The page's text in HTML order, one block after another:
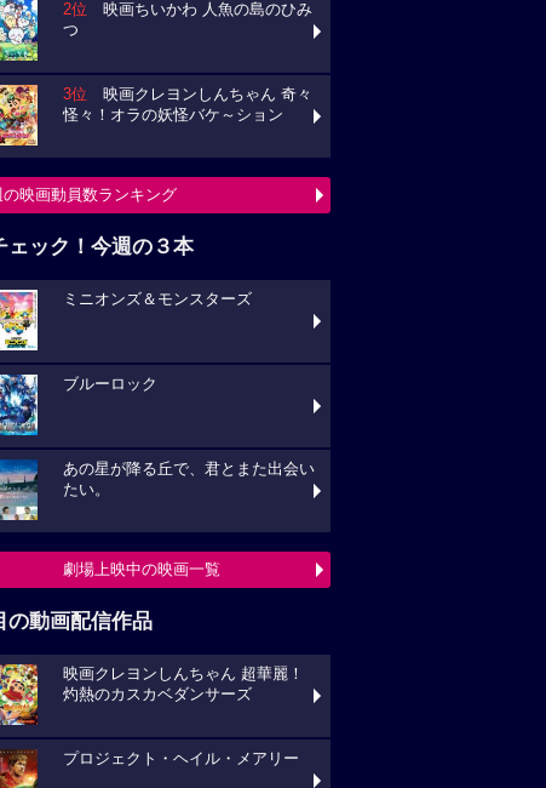
2位 映画ちいかわ 人魚の島のひみ
つ
3位 映画クレヨンしんちゃん 奇々
怪々！オラの妖怪バケ～ション
の映画動員数ランキング
ェック！今週の３本
ミニオンズ＆モンスターズ
ブルーロック
あの星が降る丘で、君とまた出会い
たい。
劇場上映中の映画一覧
の動画配信作品
映画クレヨンしんちゃん 超華麗！
灼熱のカスカベダンサーズ
プロジェクト・ヘイル・メアリー